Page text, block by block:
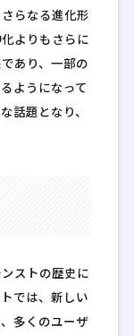
らなる進化形
よりもさらに
あり、一部の
ようになって
話題となり、
ストの歴史に
では、新しい
多くのユーザ